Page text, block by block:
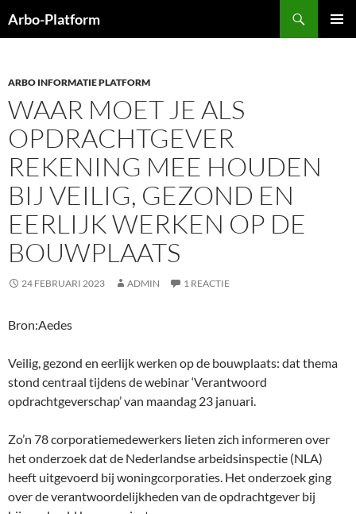
naar
Arbo-Platform
ARBO INFORMATIE PLATFORM
WAAR MOET JE ALS
OPDRACHTGEVER
REKENING MEE HOUDEN
BIJ VEILIG, GEZOND EN
EERLIJK WERKEN OP DE
BOUWPLAATS
24 FEBRUARI 2023 ADMIN 1 REACTIE
Bron:Aedes
Veilig, gezond en eerlijk werken op de bouwplaats: dat thema
stond centraal tijdens de webinar ‘Verantwoord
opdrachtgeverschap’ van maandag 23 januari.
Zo’n 78 corporatiemedewerkers lieten zich informeren over
het onderzoek dat de Nederlandse arbeidsinspectie (NLA)
heeft uitgevoerd bij woningcorporaties. Het onderzoek ging
over de verantwoordelijkheden van de opdrachtgever bij